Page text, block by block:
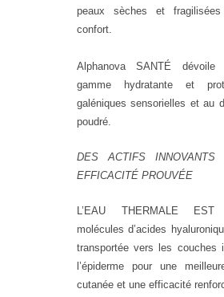
peaux sèches et
confort.
Alphanova SANTÉ dévoile
gamme hydratante et
galéniques sensorielles et au
poudré.
DES ACTIFS INNOVANTS
EFFICACITÉ PROUVÉE
L’EAU THERMALE
molécules d’acides
transportée vers les couches
l’épiderme pour une
cutanée et une efficacité